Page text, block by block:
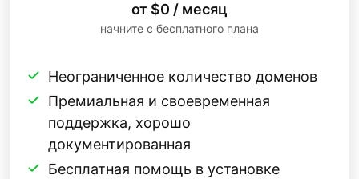
от $0 / месяц
начните с бесплатного плана
Неограниченное количество доменов
Премиальная и своевременная
поддержка, хорошо
документированная
Бесплатная помощь в установке